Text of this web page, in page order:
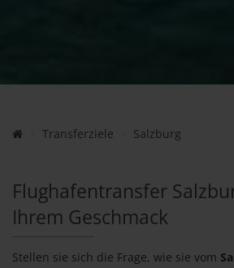
Transferziele Salzburg
Flughafentransfer
Ihrem Geschmack
Stellen sie sich die Frage, wie sie vom